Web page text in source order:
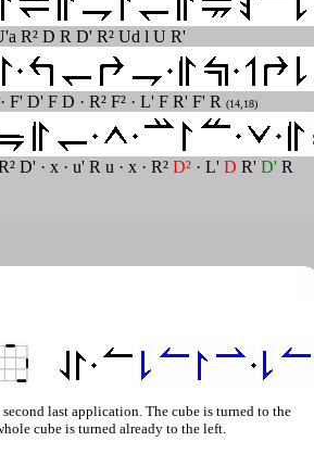
R² D R D' R² Ud l U R'
F' D' F D · R² F² · L' F R' F' R (14,18)
D' · x · u' R u · x · R² D² · L' D R' D' R
last application. The cube is turned to the
cube is turned already to the left.